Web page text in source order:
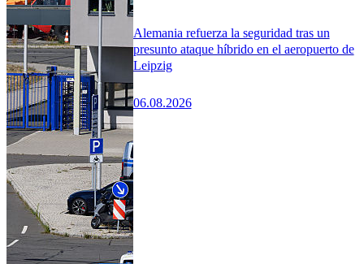
Alemania refuerza la seguridad tras un
presunto ataque híbrido en el aeropuerto de
Leipzig
06.08.2026